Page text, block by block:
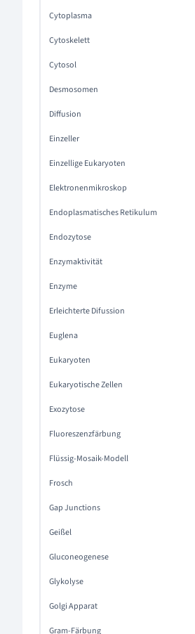
Cytoplasma
Cytoskelett
Cytosol
Desmosomen
Diffusion
Einzeller
Einzellige Eukaryoten
Elektronenmikroskop
Endoplasmatisches Retikulum
Endozytose
Enzymaktivität
Enzyme
Erleichterte Difussion
Euglena
Eukaryoten
Eukaryotische Zellen
Exozytose
Fluoreszenzfärbung
Flüssig-Mosaik-Modell
Frosch
Gap Junctions
Geißel
Gluconeogenese
Glykolyse
Golgi Apparat
Gram-Färbung